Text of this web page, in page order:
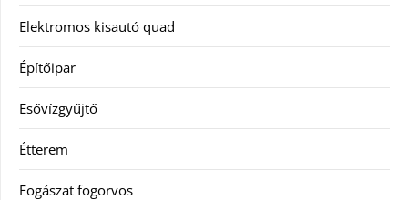
Elektromos kisautó quad
Építőipar
Esővízgyűjtő
Étterem
Fogászat fogorvos